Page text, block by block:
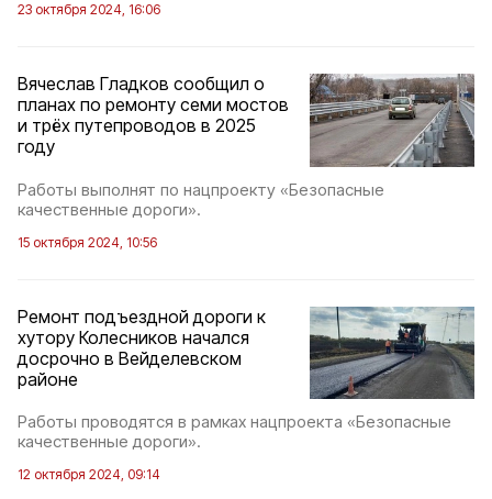
23 октября 2024, 16:06
Вячеслав Гладков сообщил о
планах по ремонту семи мостов
и трёх путепроводов в 2025
году
Работы выполнят по нацпроекту «Безопасные
качественные дороги».
15 октября 2024, 10:56
Ремонт подъездной дороги к
хутору Колесников начался
досрочно в Вейделевском
районе
Работы проводятся в рамках нацпроекта «Безопасные
качественные дороги».
12 октября 2024, 09:14